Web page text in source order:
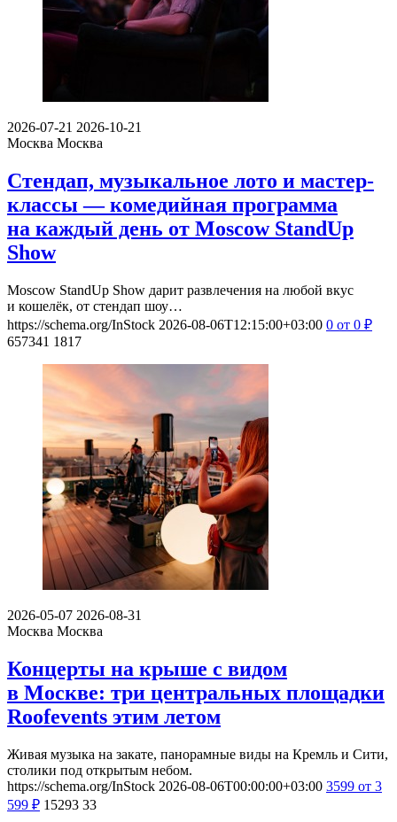
2026-07-21 2026-10-21
Москва Москва
Стендап, музыкальное лото и мастер-
классы — комедийная программа
на каждый день от Moscow StandUp
Show
Moscow StandUp Show дарит развлечения на любой вкус
и кошелёк, от стендап шоу…
https://schema.org/InStock 2026-08-06T12:15:00+03:00 0 от 0 ₽
657341 1817
2026-05-07 2026-08-31
Москва Москва
Концерты на крыше с видом
в Москве: три центральных площадки
Roofevents этим летом
Живая музыка на закате, панорамные виды на Кремль и Сити,
столики под открытым небом.
https://schema.org/InStock 2026-08-06T00:00:00+03:00 3599 от 3
599 ₽ 15293 33